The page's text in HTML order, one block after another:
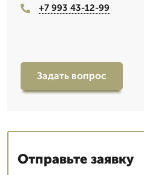
+7 993 43-12-99
Задать вопрос
Отправьте заявку